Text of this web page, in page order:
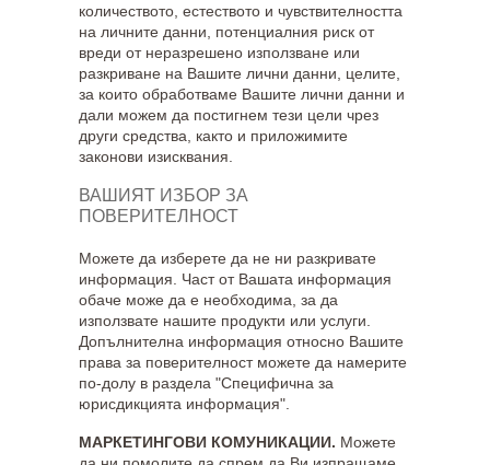
количеството, естеството и чувствителността
на личните данни, потенциалния риск от
вреди от неразрешено използване или
разкриване на Вашите лични данни, целите,
за които обработваме Вашите лични данни и
дали можем да постигнем тези цели чрез
други средства, както и приложимите
законови изисквания.
ВАШИЯТ ИЗБОР ЗА
ПОВЕРИТЕЛНОСТ
Можете да изберете да не ни разкривате
информация. Част от Вашата информация
обаче може да е необходима, за да
използвате нашите продукти или услуги.
Допълнителна информация относно Вашите
права за поверителност можете да намерите
по-долу в раздела "Специфична за
юрисдикцията информация".
МАРКЕТИНГОВИ КОМУНИКАЦИИ. Можете